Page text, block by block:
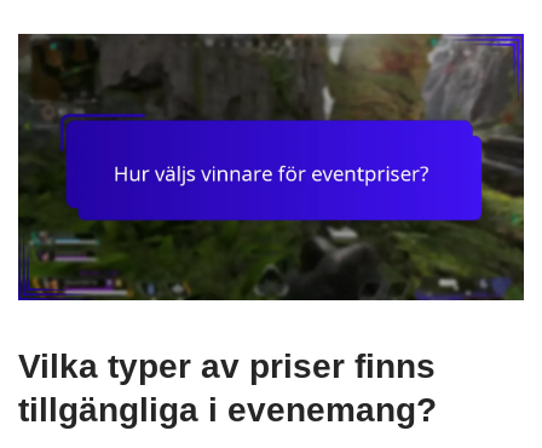
Vilka typer av priser finns
tillgängliga i evenemang?